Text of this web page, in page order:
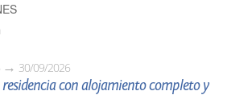
30/09/2026
residencia con alojamiento completo y